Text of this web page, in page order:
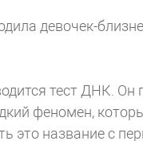
девочек-
тест ДНК. Он
феномен,
это название с